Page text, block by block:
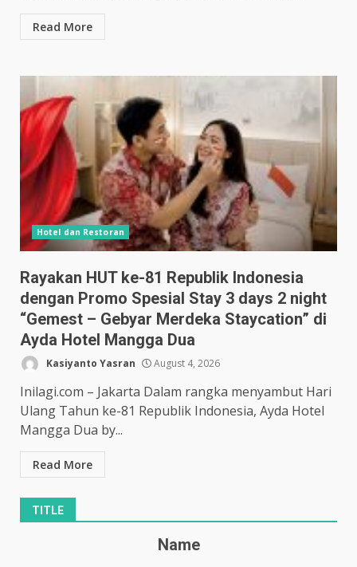
Read More
Hotel dan Restoran
Rayakan HUT ke-81 Republik Indonesia
dengan Promo Spesial Stay 3 days 2 night
“Gemest – Gebyar Merdeka Staycation” di
Ayda Hotel Mangga Dua
Kasiyanto Yasran August 4, 2026
Inilagi.com – Jakarta Dalam rangka menyambut Hari
Ulang Tahun ke-81 Republik Indonesia, Ayda Hotel
Mangga Dua by...
Read More
TITLE
Name